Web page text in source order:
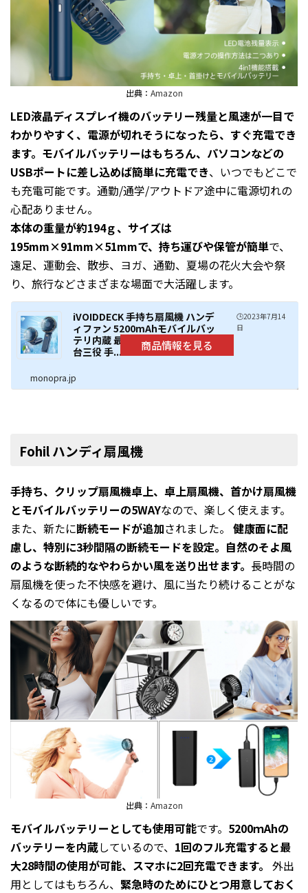
出典： Amazon
LED液晶ディスプレイ機のバッテリー残量と風速が一目で
わかりやすく、電源が切れそうになったら、すぐ充電でき
ます。モバイルバッテリーはもちろん、パソコンなどの
USBポートに差し込めば簡単に充電でき、いつでもどこで
も充電可能です。通勤/通学/アウトドア途中に電源切れの
心配ありません。
本体の重量が約194ｇ、サイズは
195mm×91mm×51mmで、持ち運びや保管が簡単で、
遠足、運動会、散歩、ヨガ、通勤、夏場の花火大会や祭
り、旅行などさまざまな場面で大活躍します。
iVOIDDECK 手持ち扇風機 ハンデ
ィファン 5200mAhモバイルバッ
テリ内蔵 最大20時間連続動作 一
台三役 手...
🕒️2023年7月14
日
monopra.jp
Fohil ハンディ扇風機
手持ち、クリップ扇風機卓上、卓上扇風機、首かけ扇風機
とモバイルバッテリーの5WAYなので、楽しく使えます。
また、新たに断続モードが追加されました。 健康面に配
慮し、特別に3秒間隔の断続モードを設定。自然のそよ風
のような断続的なやわらかい風を送り出せます。 長時間の
扇風機を使った不快感を避け、風に当たり続けることがな
くなるので体にも優しいです。
出典： Amazon
モバイルバッテリーとしても使用可能です。 5200ｍAhの
バッテリーを内蔵しているので、 1回のフル充電すると最
大28時間の使用が可能、スマホに2回充電できます。 外出
用としてはもちろん、 緊急時のためにひとつ用意しておく